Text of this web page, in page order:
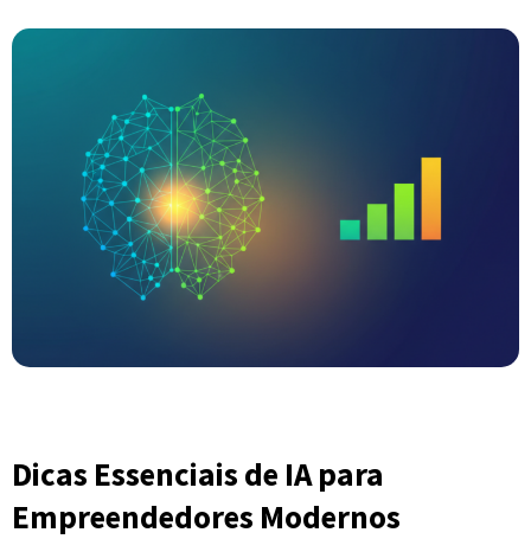
Dicas Essenciais de IA para
Empreendedores Modernos